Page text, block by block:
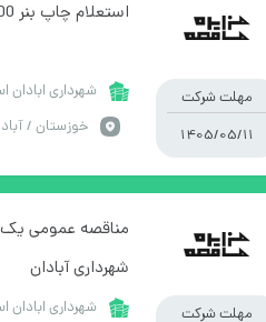
مهلت شرکت
1405/05/11
استعلام چاپ بنر 5000 متر
شهرداری ابادان
خوزستان /
مهلت شرکت
مناقصه عمومی یک
شهرداری آبادان
شهرداری ابادان